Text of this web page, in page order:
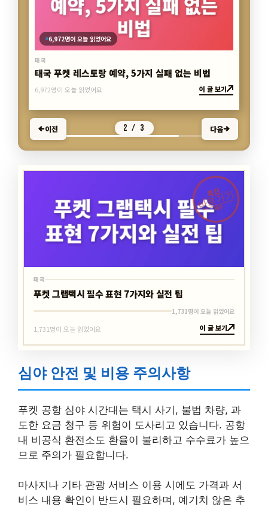
6,972명이 오늘 읽었어요
태국
태국 푸켓 레스토랑 예약, 5가지 실패 없는 비법
6,972명이 오늘 읽었어요
이 글 보기
이전 3 / 3 다음
최신
바로가기
태국
태국
푸켓 그랩택시 필수 표현 7가지와 실전 팁
1,731명이 오늘 읽었어요
1,731명이 오늘 읽었어요 이 글 보기
심야 안전 및 비용 주의사항
푸켓 공항 심야 시간대는 택시 사기, 불법 차량, 과
도한 요금 청구 등 위험이 도사리고 있습니다. 공항
내 비공식 환전소도 환율이 불리하고 수수료가 높으
므로 주의가 필요합니다.
마사지나 기타 관광 서비스 이용 시에도 가격과 서
비스 내용 확인이 반드시 필요하며, 예기치 않은 추